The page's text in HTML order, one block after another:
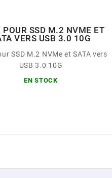
POUR SSD M.2 NVME ET
VERS USB 3.0 10G
SSD M.2 NVMe et SATA vers
USB 3.0 10G
EN STOCK